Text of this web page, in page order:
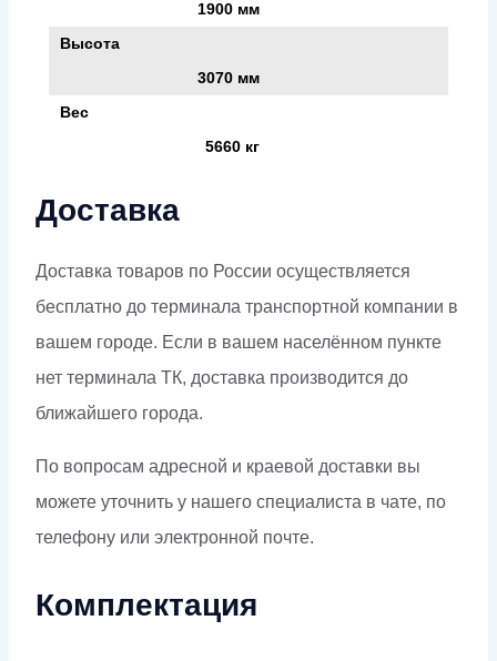
1900 мм
Высота
3070 мм
Вес
5660 кг
Доставка
Доставка товаров по России осуществляется
бесплатно до терминала транспортной компании в
вашем городе. Если в вашем населённом пункте
нет терминала ТК, доставка производится до
ближайшего города.
По вопросам адресной и краевой доставки вы
можете уточнить у нашего специалиста в чате, по
телефону или электронной почте.
Комплектация